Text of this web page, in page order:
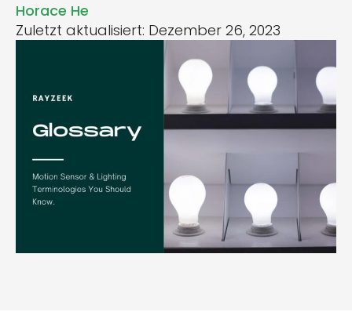
Horace He
Zuletzt aktualisiert: Dezember 26, 2023